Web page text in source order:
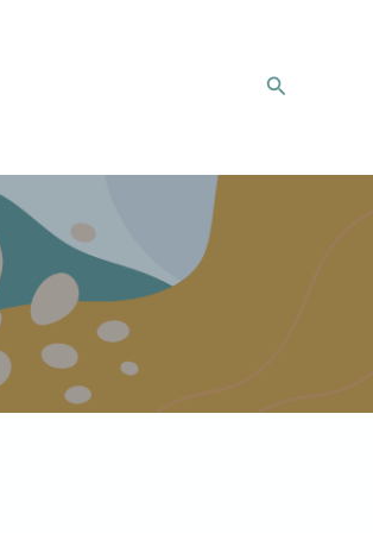
Suchen